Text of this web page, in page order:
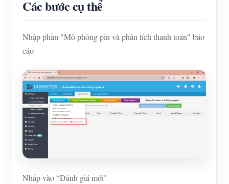
Các bước cụ thể
Nhập phần "Mô phỏng pin và phân tích thanh toán" báo
cáo
Nhấp vào “Đánh giá mới"